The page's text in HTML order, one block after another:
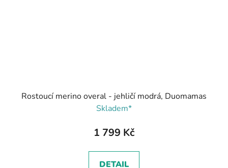
Rostoucí merino overal - jehličí modrá, Duomamas
Skladem*
1 799 Kč
DETAIL